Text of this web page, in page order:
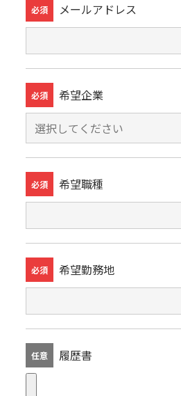
メールアドレス
必須
希望企業
必須
希望職種
必須
希望勤務地
必須
履歴書
任意